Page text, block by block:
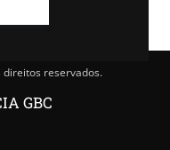
direitos reservados.
GBC